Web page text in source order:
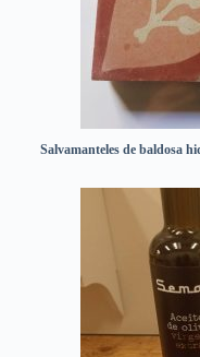
Salvamanteles de baldosa